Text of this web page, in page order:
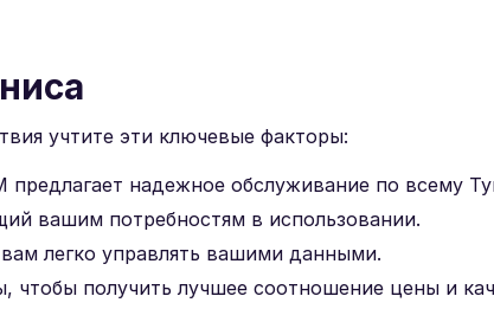
учтите эти ключевые факторы:
надежное обслуживание по всему
вашим потребностям в использовании.
легко управлять вашими данными.
чтобы получить лучшее соотношение цены и